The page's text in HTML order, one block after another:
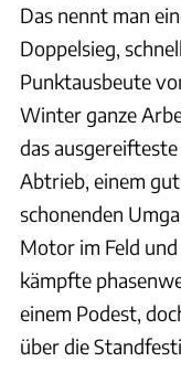
Das nennt man
Doppelsieg,
Punktausbeute
Winter ganze
das
Abtrieb, einem
schonenden
Motor im Feld
kämpfte
einem Podest,
über die